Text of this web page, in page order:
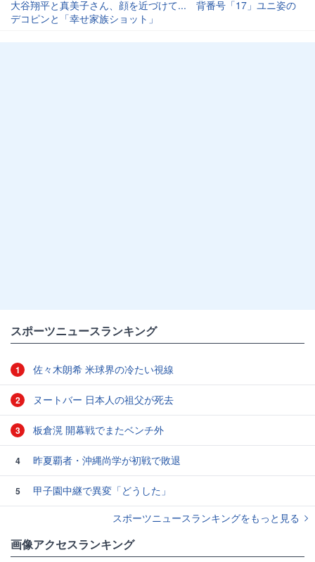
大谷翔平と真美子さん、顔を近づけて... 背番号「17」ユニ姿の
デコピンと「幸せ家族ショット」
スポーツニュースランキング
1 佐々木朗希 米球界の冷たい視線
2 ヌートバー 日本人の祖父が死去
3 板倉滉 開幕戦でまたベンチ外
4 昨夏覇者・沖縄尚学が初戦で敗退
5
甲子園中継で異変「どうした」
スポーツニュースランキングをもっと見る
画像アクセスランキング